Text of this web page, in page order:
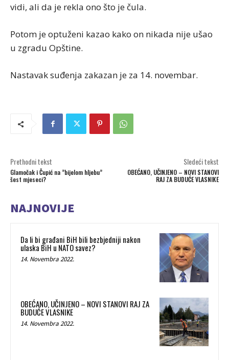
vidi, ali da je rekla ono što je čula.
Potom je optuženi kazao kako on nikada nije ušao
u zgradu Opštine.
Nastavak suđenja zakazan je za 14. novembar.
Prethodni tekst
Glamočak i Čupić na ”bijelom hljebu”
šest mjeseci?
Sledeći tekst
OBEĆANO, UČINJENO – NOVI STANOVI
RAJ ZA BUDUĆE VLASNIKE
NAJNOVIJE
Da li bi građani BiH bili bezbjedniji nakon
ulaska BiH u NATO savez?
14. Novembra 2022.
OBEĆANO, UČINJENO – NOVI STANOVI RAJ ZA
BUDUĆE VLASNIKE
14. Novembra 2022.